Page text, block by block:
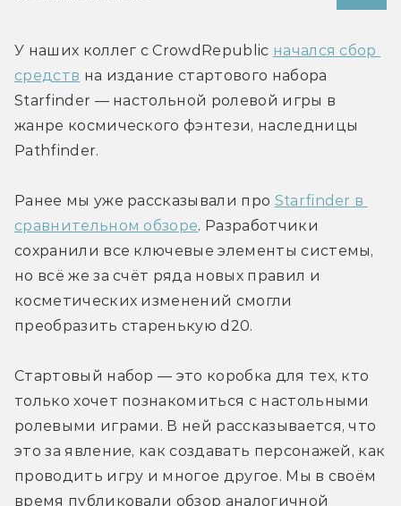
У наших коллег с CrowdRepublic начался сбор
средств на издание стартового набора
Starfinder — настольной ролевой игры в
жанре космического фэнтези, наследницы
Pathfinder.
Ранее мы уже рассказывали про Starfinder в
сравнительном обзоре. Разработчики
сохранили все ключевые элементы системы,
но всё же за счёт ряда новых правил и
косметических изменений смогли
преобразить старенькую d20.
Стартовый набор — это коробка для тех, кто
только хочет познакомиться с настольными
ролевыми играми. В ней рассказывается, что
это за явление, как создавать персонажей, как
проводить игру и многое другое. Мы в своём